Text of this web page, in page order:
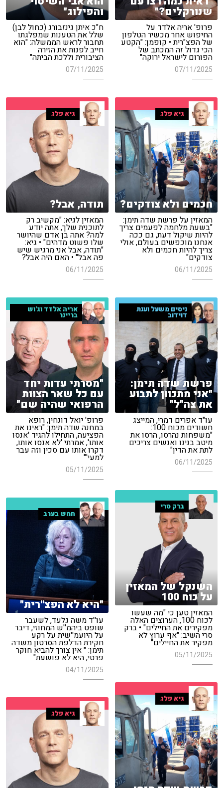
שנורקלים?"
פרופ' אריה אלדד על
החיפוש אחר מכשיר הטלפון
של הפצ"רית • קופמן: "הקטע
הכי גדול זה המכתב של
הפורום לישראל ירוקה"
07/11/2025
והפילוג"
ח"כ איתן גינזבורג (כחול לבן)
שלל את הטענות שמפלגתו
תחבור לראש הממשלה: "הוא
חייב לפנות את הזירה
הציבורית וללכת הביתה"
07/11/2025
גיא פלג
חכמים ולא צודקים?
המאזין על פרשת שדה תימן:
"בשעת מלחמה לפעמים צריך
להיות שיקול דעת, גם ככה
אנחנו מוכפשים בעולם, אולי
צריך להיות חכמים ולא
צודקים"
06/11/2025
גיא פלג
תודה, אבל?
המאזין לגיא: "מקשיב רק
לתוכנית שלך, אתה יודע
למה? אתה בן אדם שהיושר
שלו פשוט מדהים" • גיא:
"תודה, אבל אני מרגיש שיש
פה אבל" • האם היה אבל?
06/11/2025
ניסים משעל וענת
דוידוב
פרשת שדה תימן:
"אני מתכוון לתבוע
את צה"ל"
עו"ד אפרים דמרי, המייצג
חשודים מכוח 100:
"משפחות נהרסו, הרסו את
מיטב בנינו ואנשים צריכים
לתת את הדין"
06/11/2025
אריה אלדד וג'וש
בריינר
"מסרתי עדות יחד
עם כל שאר הצוות
הרפואי שהיה שם"
פרופ' יואל דונחין, רופא
במחנה שדה תימן: "ראינו את
הפציעה, התחילו להגיד 'אנסו
אותו', אמרתי 'לא אנסו אותו,
דקרו אותו עם סכין וזה עבר
למעי'"
05/11/2025
ברק סרי
השנקל של המאזין
על כוח 100
המאזין טען כי "מה שעשו
לכוח 100, הערוצים האלה
מפקירים את החיילים" • ברק
סרי השיב: "אף ערוץ לא
מפקיר את החיילים"
05/11/2025
חמש בערב
"היא לא הפצ''רית"
עו''ד משה גלעד, לשעבר
שופט ביהמ''ש המחוזי, דיבר
על היועמ''שית על רקע
חקירת הדלפת הסרטון משדה
תימן: " אין צורך להביא חוקר
פרטי, היא לא פושעת"
04/11/2025
גיא פלג
גיא פלג